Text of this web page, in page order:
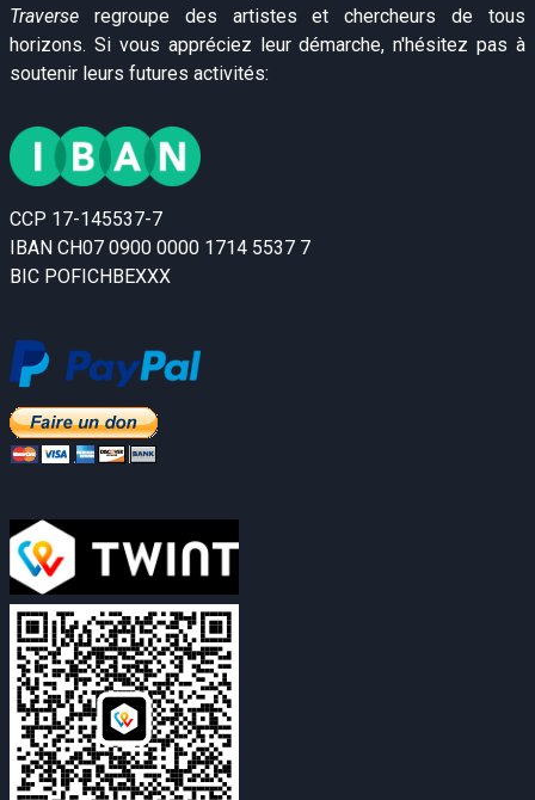
Traverse regroupe des artistes et chercheurs de tous
horizons. Si vous appréciez leur démarche, n'hésitez pas à
soutenir leurs futures activités:
CCP 17-145537-7
IBAN CH07 0900 0000 1714 5537 7
BIC POFICHBEXXX